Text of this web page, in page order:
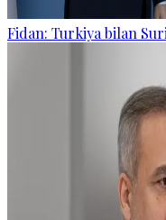
Fidan: Turkiya bilan